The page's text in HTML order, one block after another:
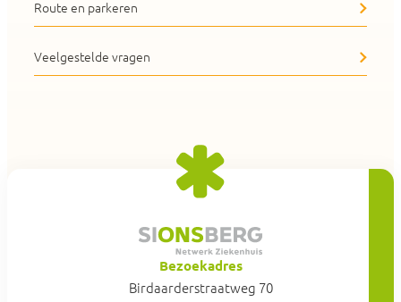
Route en parkeren
Veelgestelde vragen
Bezoekadres
Birdaarderstraatweg 70